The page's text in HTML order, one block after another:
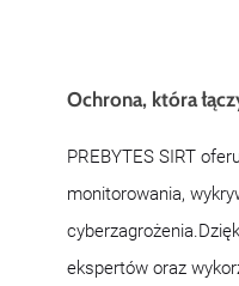
Ochrona, która
PREBYTES SIRT
monitorowania,
ekspertów oraz